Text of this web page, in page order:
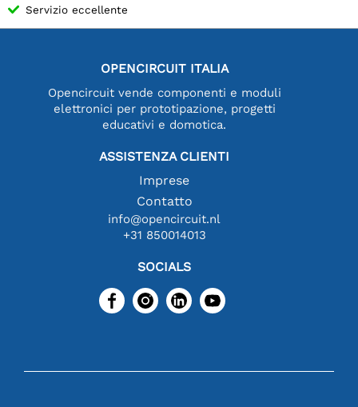
Servizio eccellente
OPENCIRCUIT ITALIA
Opencircuit vende componenti e moduli
elettronici per prototipazione, progetti
educativi e domotica.
ASSISTENZA CLIENTI
Imprese
Contatto
info@opencircuit.nl
+31 850014013
SOCIALS